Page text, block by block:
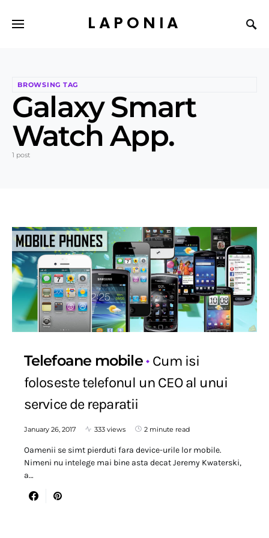
LAPONIA
BROWSING TAG
Galaxy Smart
Watch App.
1 post
Telefoane mobile
Cum isi
foloseste telefonul un CEO al unui
service de reparatii
January 26, 2017 333 views 2 minute read
Oamenii se simt pierduti fara device-urile lor mobile.
Nimeni nu intelege mai bine asta decat Jeremy Kwaterski,
a…